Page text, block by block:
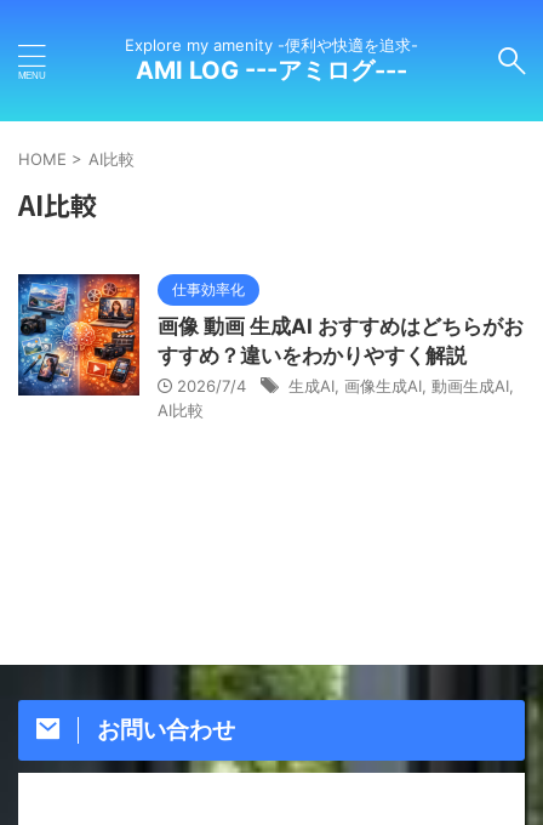
Explore my amenity -便利や快適を追求-
AMI LOG ---アミログ---
HOME > AI比較
AI比較
仕事効率化
画像 動画 生成AI おすすめはどちらがお
すすめ？違いをわかりやすく解説
2026/7/4 生成AI 画像生成AI 動画生成AI
AI比較
お問い合わせ